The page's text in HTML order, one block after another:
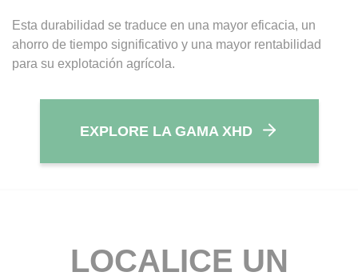
Esta durabilidad se traduce en una mayor eficacia, un
ahorro de tiempo significativo y una mayor rentabilidad
para su explotación agrícola.
EXPLORE LA GAMA XHD
LOCALICE UN